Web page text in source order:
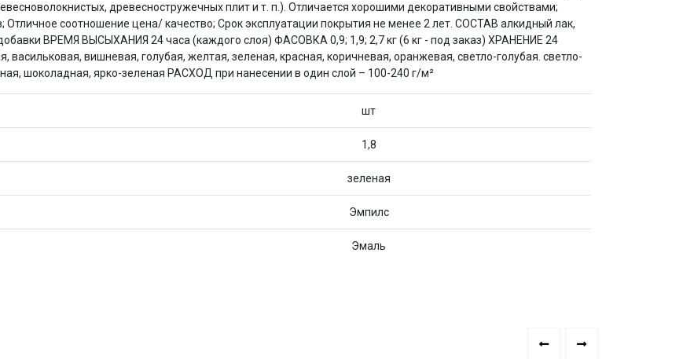
древесностружечных плит и т. п.). Отличается хорошими декоративными свойствами;
соотношение цена/ качество; Срок эксплуатации покрытия не менее 2 лет. СОСТАВ алкидный лак,
ВРЕМЯ ВЫСЫХАНИЯ 24 часа (каждого слоя) ФАСОВКА 0,9; 1,9; 2,7 кг (6 кг - под заказ) ХРАНЕНИЕ 24
вишневая, голубая, желтая, зеленая, красная, коричневая, оранжевая, светло-голубая. светло-
шоколадная, ярко-зеленая РАСХОД при нанесении в один слой – 100-240 г/м²
шт
1,8
зеленая
Эмпилс
Эмаль
Оставшиеся75% будутсписываться
с вашей картыпо25%каждые 2 недели
25
Остались вопросы?